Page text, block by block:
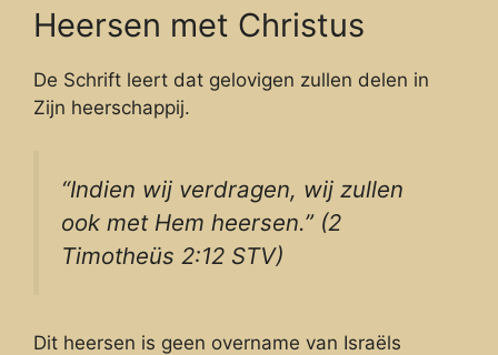
Heersen met Christus
De Schrift leert dat gelovigen zullen delen in
Zijn heerschappij.
“Indien wij verdragen, wij zullen
ook met Hem heersen.” (2
Timotheüs 2:12 STV)
Dit heersen is geen overname van Israëls